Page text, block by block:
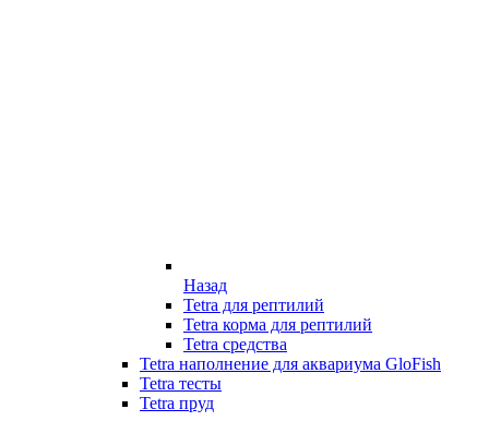
Назад
Tetra для рептилий
Tetra корма для рептилий
Tetra средства
Tetra наполнение для аквариума GloFish
Tetra тесты
Tetra пруд